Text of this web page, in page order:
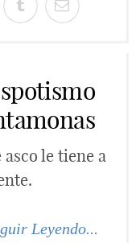
asco le tiene a
Leyendo...